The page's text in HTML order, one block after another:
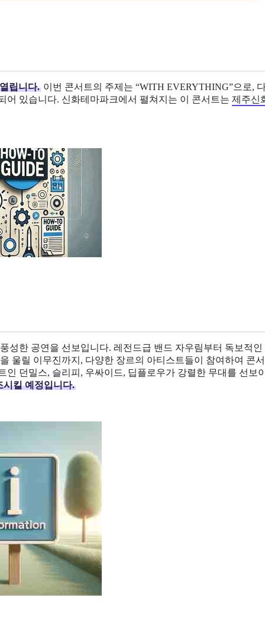
립니다. 이번 콘서트의 주제는 “WITH EVERYTHING”으로,
어 있습니다. 신화테마파크에서 펼쳐지는 이 콘서트는 제주신
성한 공연을 선보입니다. 레전드급 밴드 자우림부터 독보적인
울릴 이무진까지, 다양한 장르의 아티스트들이 참여하여 콘
던밀스, 슬리피, 우싸이드, 딥플로우가 강렬한 무대를 선보
킬 예정입니다.